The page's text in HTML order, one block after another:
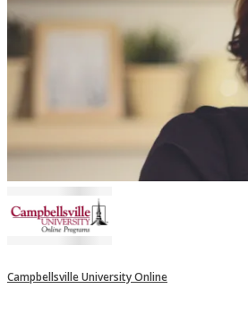
Campbellsville University Online